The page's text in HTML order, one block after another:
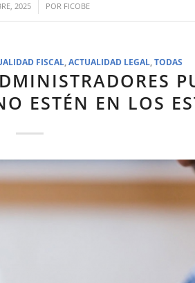
2025 POR FICOBE
FISCAL ,ACTUALIDAD LEGAL ,TODAS
ESTÉN EN LOS